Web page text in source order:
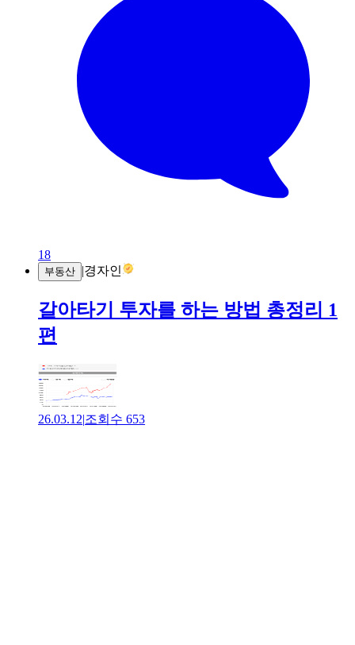
18
부동산 |경자인
갈아타기 투자를 하는 방법 총정리 1
편
26.03.12|조회수 653